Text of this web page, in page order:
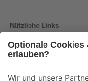
Nützliche Links
Der toom Newsletter: Keine